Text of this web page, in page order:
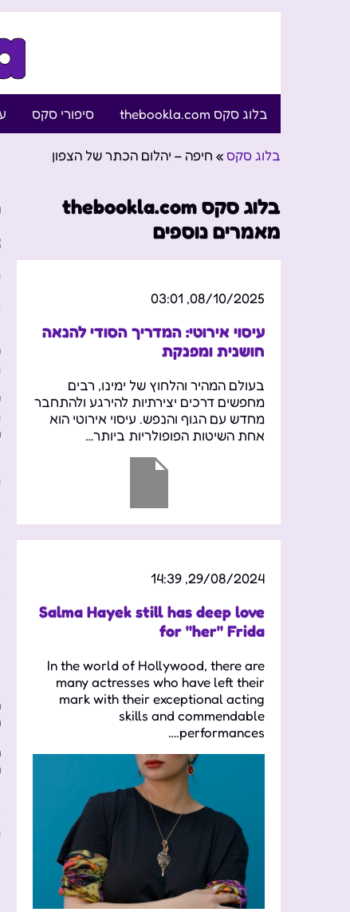
בלוג סקס thebookla.com סיפורי סקס
בלוג סקס » חיפה – יהלום הכתר של הצפון
בלוג סקס thebookla.com
מאמרים נוספים
08/10/2025, 03:01
עיסוי אירוטי: המדריך הסודי להנאה
חושנית ומפנקת
בעולם המהיר והלחוץ של ימינו, רבים
מחפשים דרכים יצירתיות להירגע ולהתחבר
מחדש עם הגוף והנפש. עיסוי אירוטי הוא
אחת השיטות הפופולריות ביותר…
29/08/2024, 14:39
Salma Hayek still has deep love
for "her" Frida
In the world of Hollywood, there are
many actresses who have left their
mark with their exceptional acting
skills and commendable
performances.…